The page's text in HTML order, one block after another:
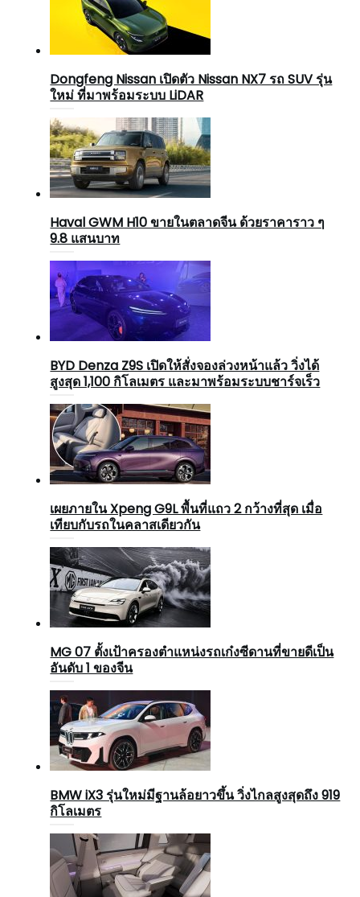
Dongfeng Nissan เปิดตัว Nissan NX7 รถ SUV รุ่น
ใหม่ ที่มาพร้อมระบบ LiDAR
Haval GWM H10 ขายในตลาดจีน ด้วยราคาราว ๆ
9.8 แสนบาท
BYD Denza Z9S เปิดให้สั่งจองล่วงหน้าแล้ว วิ่งได้
สูงสุด 1,100 กิโลเมตร และมาพร้อมระบบชาร์จเร็ว
เผยภายใน Xpeng G9L พื้นที่แถว 2 กว้างที่สุด เมื่อ
เทียบกับรถในคลาสเดียวกัน
MG 07 ตั้งเป้าครองตำแหน่งรถเก๋งซีดานที่ขายดีเป็น
อันดับ 1 ของจีน
BMW iX3 รุ่นใหม่มีฐานล้อยาวขึ้น วิ่งไกลสูงสุดถึง 919
กิโลเมตร